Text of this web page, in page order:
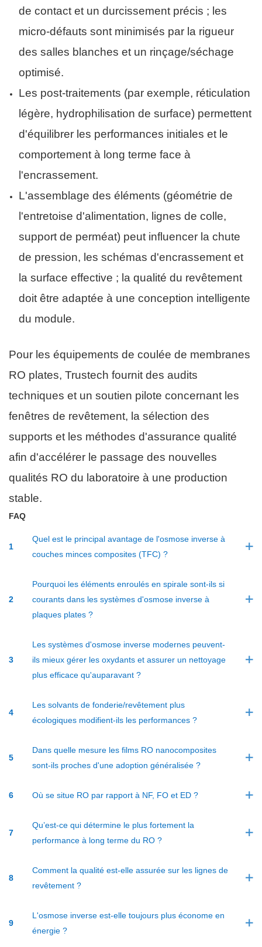
de contact et un durcissement précis ; les
micro-défauts sont minimisés par la rigueur
des salles blanches et un rinçage/séchage
optimisé.
Les post-traitements (par exemple, réticulation
légère, hydrophilisation de surface) permettent
d'équilibrer les performances initiales et le
comportement à long terme face à
l'encrassement.
L'assemblage des éléments (géométrie de
l'entretoise d'alimentation, lignes de colle,
support de perméat) peut influencer la chute
de pression, les schémas d'encrassement et
la surface effective ; la qualité du revêtement
doit être adaptée à une conception intelligente
du module.
Pour les équipements de coulée de membranes
RO plates, Trustech fournit des audits
techniques et un soutien pilote concernant les
fenêtres de revêtement, la sélection des
supports et les méthodes d'assurance qualité
afin d'accélérer le passage des nouvelles
qualités RO du laboratoire à une production
stable.
FAQ
1
Quel est le principal avantage de l'osmose inverse à
couches minces composites (TFC) ?
2
Pourquoi les éléments enroulés en spirale sont-ils si
courants dans les systèmes d'osmose inverse à
plaques plates ?
3
Les systèmes d'osmose inverse modernes peuvent-
ils mieux gérer les oxydants et assurer un nettoyage
plus efficace qu'auparavant ?
4
Les solvants de fonderie/revêtement plus
écologiques modifient-ils les performances ?
5
Dans quelle mesure les films RO nanocomposites
sont-ils proches d'une adoption généralisée ?
6 Où se situe RO par rapport à NF, FO et ED ?
7
Qu’est-ce qui détermine le plus fortement la
performance à long terme du RO ?
8
Comment la qualité est-elle assurée sur les lignes de
revêtement ?
9
L'osmose inverse est-elle toujours plus économe en
énergie ?